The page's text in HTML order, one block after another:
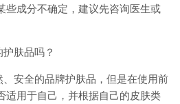
些成分不确定，建议先咨询医生或
肤品吗？
安全的品牌护肤品，但是在使用前
适用于自己，并根据自己的皮肤类